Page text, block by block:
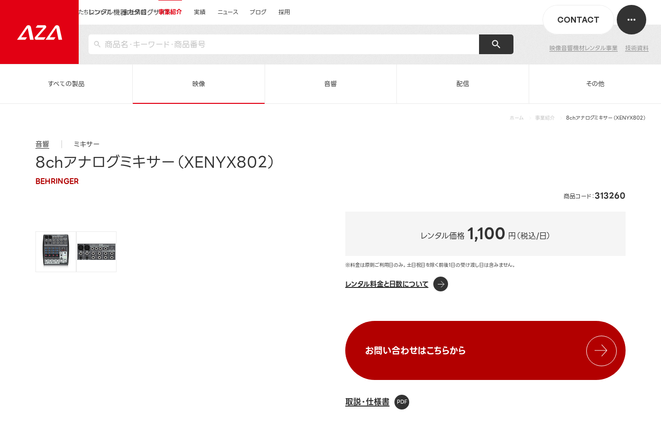
レンタル機器カタログサイト
映像音響機材レンタル事業 技術資料
CONTACT
私たちについて 会社情報 事業紹介 実績 ニュース ブログ 採用
すべての製品 映像 音響 配信 その他
ホーム 事業紹介 8chアナログミキサー（XENYX802）
音響 ミキサー
8chアナログミキサー（XENYX802）
BEHRINGER
商品コード：313260
レンタル価格 1,100 円（税込/日）
※料金は原則ご利用日のみ。土日祝日を除く前後1日の受け渡し日は含みません。
レンタル料金と日数について
お問い合わせはこちらから
取説・仕様書